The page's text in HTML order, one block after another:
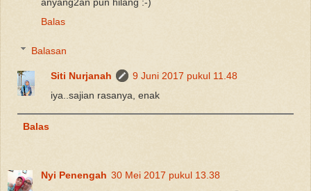
Balas
Balasan
Siti Nurjanah
9 Juni 2017 pukul 11.48
iya..sajian rasanya, enak
Balas
Nyi Penengah 30 Mei 2017 pukul 13.38